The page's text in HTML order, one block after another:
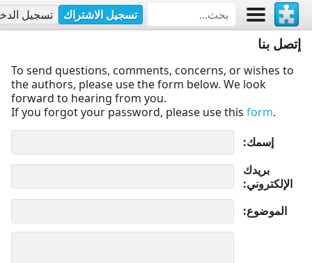
تسجيل الاشتراك تسجيل
إتصل بنا
To send questions, comments, concerns, or wishes to
the authors, please use the form below. We look
forward to hearing from you.
If you forgot your password, please use this form.
إسمك
بريدك
الإلكتروني
الموضوع